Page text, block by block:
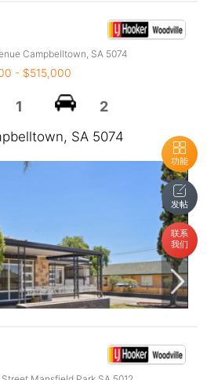
功能
发帖
联系
我们
Campbelltown, SA 5074
- $515,000
1 2
SA 5074